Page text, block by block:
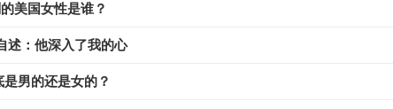
美国女性是谁？
述：他深入了我的心
男的还是女的？